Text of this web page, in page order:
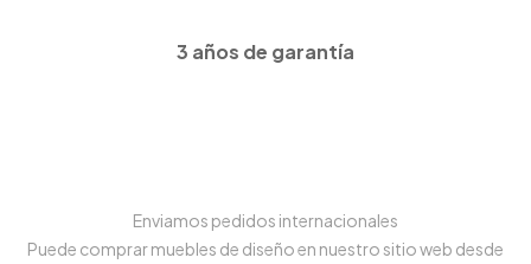
3 años de garantía
Enviamos pedidos internacionales
Puede comprar muebles de diseño en nuestro sitio web desde